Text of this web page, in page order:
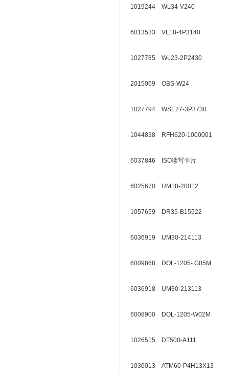
1019244 WL34-V240
6013533 VL18-4P3140
1027785 WL23-2P2430
2015069 OBS-W24
1027794 WSE27-3P3730
1044838 RFH620-1000001
6037846 ISO读写卡片
6025670 UM18-20012
1057659 DR35-B15522
6036919 UM30-214113
6009868 DOL-1205- G05M
6036918 UM30-213113
6008900 DOL-1205-W02M
1026515 DT500-A111
1030013 ATM60-P4H13X13